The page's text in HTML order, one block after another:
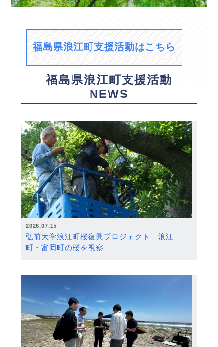
福島県浪江町支援活動はこちら
福島県浪江町支援活動
NEWS
2026.07.15
弘前大学浪江町桜復興プロジェクト 浪江
町・富岡町の桜を視察